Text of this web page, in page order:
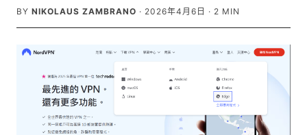
BY NIKOLAUS ZAMBRANO · 2026年4月6日 · 2 MIN